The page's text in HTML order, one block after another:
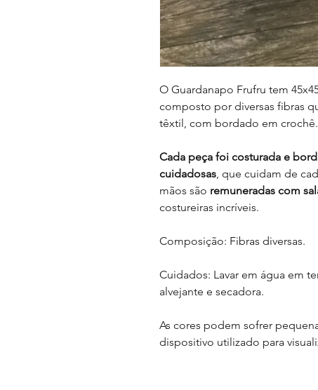
O Guardanapo Frufru tem
composto por diversas fibras
têxtil, com bordado em crochê.
Cada peça foi costurada e
cuidadosas, que cuidam de
mãos são remuneradas com
costureiras incríveis.
Composição: Fibras diversas.
Cuidados: Lavar em água em
alvejante e secadora.
As cores podem sofrer
dispositivo utilizado para